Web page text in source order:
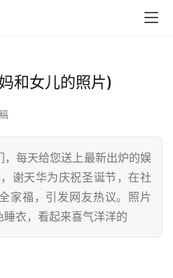
和女儿的照片)
每天给您送上最新出炉的娱
谢天华为庆祝圣诞节，在社
家福，引发网友热议。照片
衣，看起来喜气洋洋的